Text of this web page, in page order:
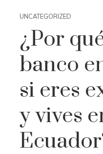
UNCATEGORIZED
¿Por
banco
si eres
y vives